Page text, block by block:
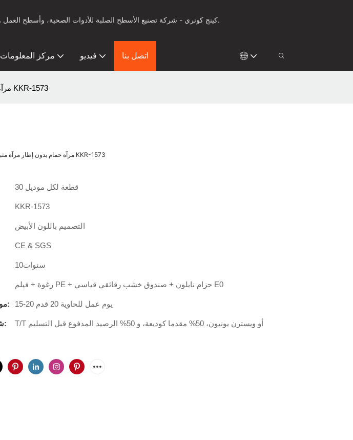
كينج كونري - شركة تصنيع الأسطح الصلبة للأدوات الصحية، وأسطح العمل والألواح الصلبة لأكثر من 25 عامًا، مع ابتكار في مجال التشكيل الحراري والقولبة.
مركز المعلومات فيديو اتصل بنا
مرآة حمام بدون إطار مرآة مثبتة على الحائط KKR-1573
مرآة حمام بدون إطار مرآة مثبتة على الحائط KKR-1573
30 قطعة لكل موديل
KKR-1573
التصميم باللون الأبيض
CE & SGS
سنوات10
رغوة + فيلم PE + حزام نايلون + صندوق خشب رقائقي قياسي E0
موعد التسليم: 15-20 يوم عمل للحاوية 20 قدم
شروط الدفع: T/T أو ويسترن يونيون، 50% مقدما كوديعة، و 50% الرصيد المدفوع قبل التسليم